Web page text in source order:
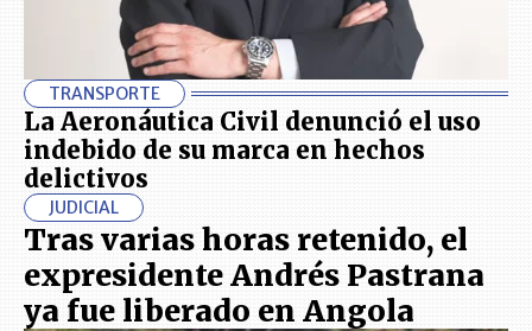
TRANSPORTE
La Aeronáutica Civil denunció el uso
indebido de su marca en hechos
delictivos
JUDICIAL
Tras varias horas retenido, el
expresidente Andrés Pastrana
ya fue liberado en Angola